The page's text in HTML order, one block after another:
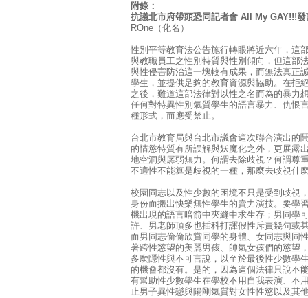
附錄：
抗議北市府帶頭恐同記者會 All My GAY!!!發
ROne（化名）
性別平等教育法公告施行轉眼將近六年，這
與教職員工之性別特質與性別傾向，但這部
與性侵害防治這一塊較有成果，而無法真正
學生，並提供足夠的教育資源與協助。在拒
之後，難道這部法律對以性之名而為的暴力
任何對特異性別氣質學生的語言暴力、仇恨
種形式，而應受禁止。
台北市教育局與台北市議會這次聯合演出的
的情慾特質有所誤解與妖魔化之外，更展露
地空洞與孱弱無力。何謂去除歧視？何謂尊
不適性不能算是歧視的一種，那麼去歧視什
校園同志以及性少數的困境不只是受到歧視
身份而搬出快樂無性學生的賣力演技。要學
機出現的語言暗箭中夾縫中求生存；男同學
許、男老師頂多也插科打諢假性斥責幾句或
而男同志偷偷欣賞同學的身體、女同志與同
著跨性慾望的美麗男孩、帥氣女孩們的慾望
多麼隱性與不可言說，以至於最後性少數學
的機會都沒有。是的，因為這個法律只說不
有幫助性少數學生在學校不用自我表演、不
止男子異性戀與陽剛氣質對女性性慾以及其